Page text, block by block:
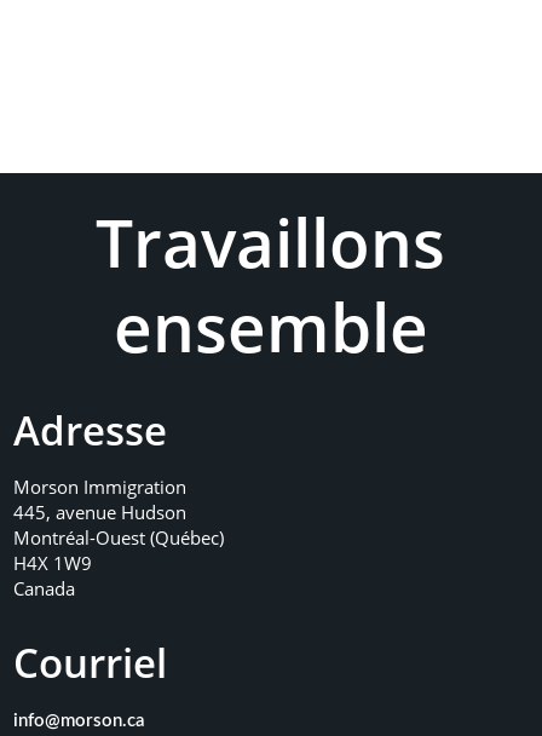
Travaillons
ensemble
Adresse
Morson Immigration
445, avenue Hudson
Montréal-Ouest (Québec)
H4X 1W9
Canada
Courriel
info@morson.ca